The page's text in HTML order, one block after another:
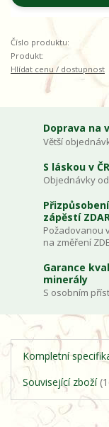
Číslo produktu:
Produkt:
Hlídat cenu / dostupnost
Doprava na
Větší
S láskou v
Objednávky
zápěstí
Požadovanou
na změření ZDE
Garance
minerály
S osobním
Kompletní
Související zboží